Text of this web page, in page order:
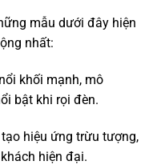
mẫu dưới đây hiện
nhất:
khối mạnh, mô
bật khi rọi đèn.
hiệu ứng trừu tượng,
hiện đại.